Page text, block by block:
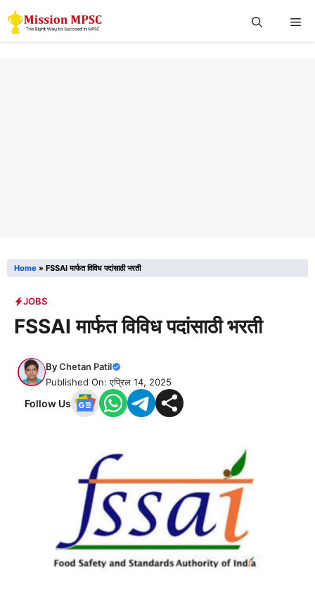
Skip
to
Home » FSSAI मार्फत विविध पदांसाठी भरती
JOBS
FSSAI मार्फत विविध पदांसाठी भरती
ByChetan Patil
Published On: एप्रिल 14, 2025
Follow Us